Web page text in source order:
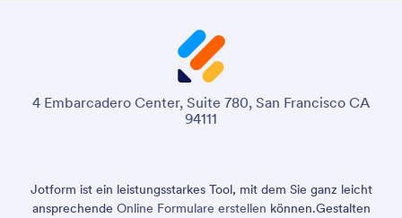
4 Embarcadero Center, Suite 780, San Francisco CA
94111
Jotform ist ein leistungsstarkes Tool, mit dem Sie ganz leicht
ansprechende Online Formulare erstellen können.Gestalten